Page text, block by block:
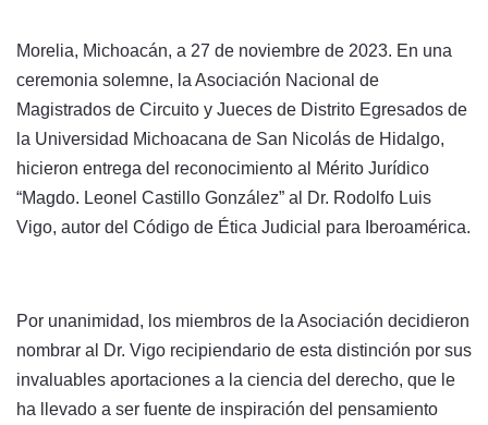
Morelia, Michoacán, a 27 de noviembre de 2023. En una
ceremonia solemne, la Asociación Nacional de
Magistrados de Circuito y Jueces de Distrito Egresados de
la Universidad Michoacana de San Nicolás de Hidalgo,
hicieron entrega del reconocimiento al Mérito Jurídico
“Magdo. Leonel Castillo González” al Dr. Rodolfo Luis
Vigo, autor del Código de Ética Judicial para Iberoamérica.
Por unanimidad, los miembros de la Asociación decidieron
nombrar al Dr. Vigo recipiendario de esta distinción por sus
invaluables aportaciones a la ciencia del derecho, que le
ha llevado a ser fuente de inspiración del pensamiento